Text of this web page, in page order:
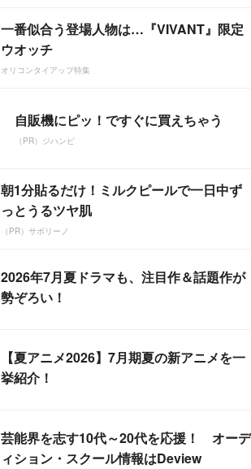
一番似合う登場人物は…『VIVANT』限定
ウオッチ
オリコンタイアップ特集
自販機にピッ！ですぐに買えちゃう
（PR）ジハンピ
朝1分貼るだけ！ミルクピールで一日中ず
っとうるツヤ肌
（PR）サボリーノ
2026年7月夏ドラマも、注目作＆話題作が
勢ぞろい！
【夏アニメ2026】7月期夏の新アニメを一
挙紹介！
芸能界を志す10代～20代を応援！ オーデ
ィション・スクール情報はDeview